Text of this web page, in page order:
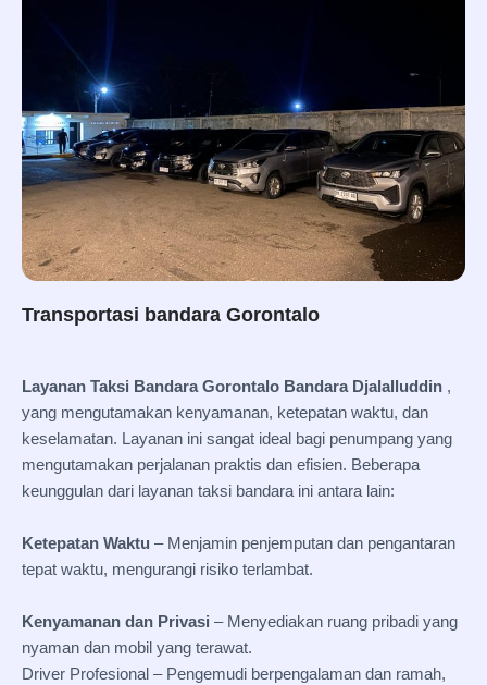
Transportasi bandara Gorontalo
Layanan Taksi Bandara Gorontalo Bandara Djalalluddin ,
yang mengutamakan kenyamanan, ketepatan waktu, dan
keselamatan. Layanan ini sangat ideal bagi penumpang yang
mengutamakan perjalanan praktis dan efisien. Beberapa
keunggulan dari layanan taksi bandara ini antara lain:
Ketepatan Waktu – Menjamin penjemputan dan pengantaran
tepat waktu, mengurangi risiko terlambat.
Kenyamanan dan Privasi – Menyediakan ruang pribadi yang
nyaman dan mobil yang terawat.
Driver Profesional – Pengemudi berpengalaman dan ramah,